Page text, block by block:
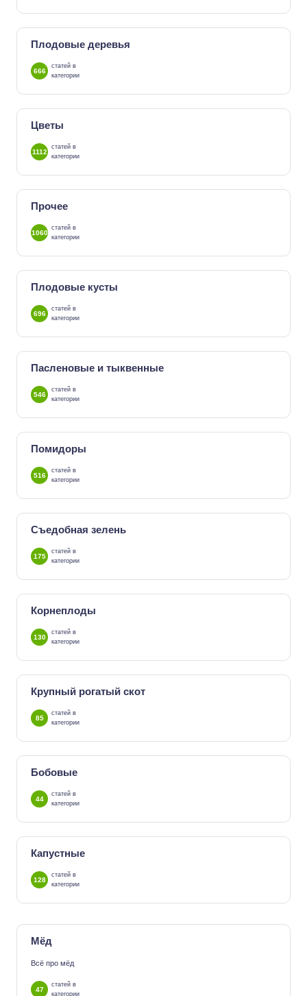
Плодовые деревья
666
статей в
категории
Цветы
1112
статей в
категории
Прочее
1060
статей в
категории
Плодовые кусты
696
статей в
категории
Пасленовые и тыквенные
546
статей в
категории
Помидоры
516
статей в
категории
Съедобная зелень
175
статей в
категории
Корнеплоды
130
статей в
категории
Крупный рогатый скот
85
статей в
категории
Бобовые
44
статей в
категории
Капустные
128
статей в
категории
Мёд
Всё про мёд
47
статей в
категории